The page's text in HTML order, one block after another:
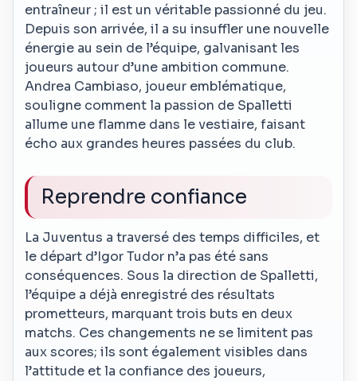
entraîneur ; il est un véritable passionné du jeu.
Depuis son arrivée, il a su insuffler une nouvelle
énergie au sein de l’équipe, galvanisant les
joueurs autour d’une ambition commune.
Andrea Cambiaso, joueur emblématique,
souligne comment la passion de Spalletti
allume une flamme dans le vestiaire, faisant
écho aux grandes heures passées du club.
Reprendre confiance
La Juventus a traversé des temps difficiles, et
le départ d’Igor Tudor n’a pas été sans
conséquences. Sous la direction de Spalletti,
l’équipe a déjà enregistré des résultats
prometteurs, marquant trois buts en deux
matchs. Ces changements ne se limitent pas
aux scores; ils sont également visibles dans
l’attitude et la confiance des joueurs,